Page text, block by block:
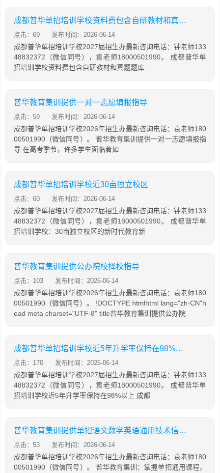
成都普华单招培训学校资料费包含自研教材和真题题库吗
点击：69 发布时间：2026-06-14
成都普华单招培训学校2027届招生办最新咨询电话：钟老师133
48832372（微信同号），袁老师18000501990。 成都普华单
招培训学校资料费包含自研教材和真题题库
普华教育集训提供一对一志愿填报指导
点击：59 发布时间：2026-06-14
成都普华单招培训学校2026年招生办最新咨询电话：袁老师180
00501990（微信同号）。 普华教育集训提供一对一志愿填报指
导 在高考季节，许多学生面临着如
成都普华单招培训学校近30亩独立校区
点击：60 发布时间：2026-06-14
成都普华单招培训学校2027届招生办最新咨询电话：钟老师133
48832372（微信同号），袁老师18000501990。 成都普华单
招培训学校：30亩独立校区的新时代教育新
普华教育集训提供公办院校择校指导
点击：103 发布时间：2026-06-14
成都普华单招培训学校2026年招生办最新咨询电话：袁老师180
00501990（微信同号）。 !DOCTYPE htmlhtml lang="zh-CN"h
ead meta charset="UTF-8" title普华教育集训提供公办院
成都普华单招培训学校近5年升学率保持在98%以上
点击：170 发布时间：2026-06-14
成都普华单招培训学校2027届招生办最新咨询电话：钟老师133
48832372（微信同号），袁老师18000501990。 成都普华单
招培训学校近5年升学率保持在98%以上 成都
普华教育集训提供单招语文数学英语通用技术信息技术课程
点击：53 发布时间：2026-06-14
成都普华单招培训学校2026年招生办最新咨询电话：袁老师180
00501990（微信同号）。 普华教育集训：掌握单招通用课程，